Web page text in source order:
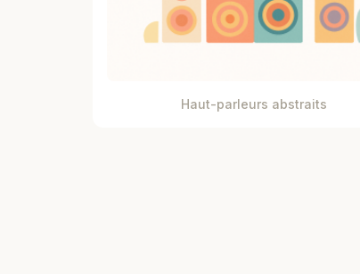
Haut-parleurs abstraits